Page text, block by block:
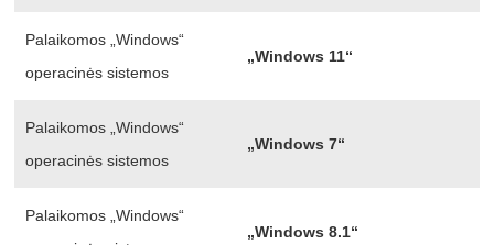
Palaikomos „Windows“
operacinės sistemos
„Windows 11“
Palaikomos „Windows“
operacinės sistemos
„Windows 7“
Palaikomos „Windows“
„Windows 8.1“